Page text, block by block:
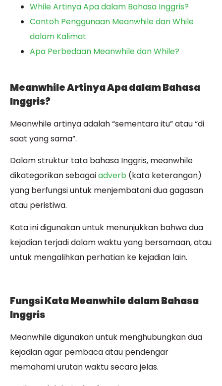
While Artinya Apa dalam Bahasa Inggris?
Contoh Penggunaan Meanwhile dan While
dalam Kalimat
Apa Perbedaan Meanwhile dan While?
Meanwhile Artinya Apa dalam Bahasa
Inggris?
Meanwhile artinya adalah “sementara itu” atau “di
saat yang sama”.
Dalam struktur tata bahasa Inggris, meanwhile
dikategorikan sebagaiadverb (kata keterangan)
yang berfungsi untuk menjembatani dua gagasan
atau peristiwa.
Kata ini digunakan untuk menunjukkan bahwa dua
kejadian terjadi dalam waktu yang bersamaan, atau
untuk mengalihkan perhatian ke kejadian lain.
Fungsi Kata Meanwhile dalam Bahasa
Inggris
Meanwhile digunakan untuk menghubungkan dua
kejadian agar pembaca atau pendengar
memahami urutan waktu secara jelas.